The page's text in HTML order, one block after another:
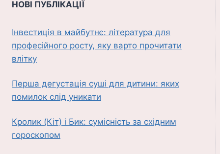
НОВІ ПУБЛІКАЦІЇ
Інвестиція в майбутнє: література для
професійного росту, яку варто прочитати
влітку
Перша дегустація суші для дитини: яких
помилок слід уникати
Кролик (Кіт) і Бик: сумісність за східним
гороскопом